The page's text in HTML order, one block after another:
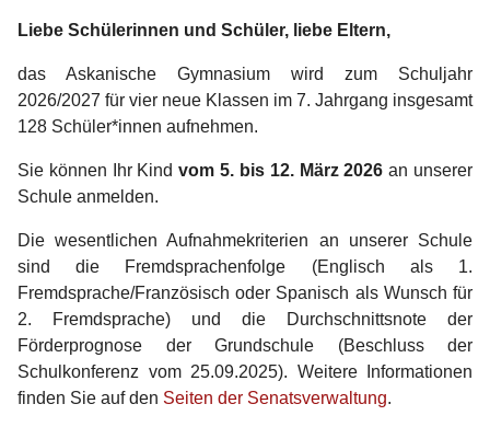
Liebe Schülerinnen und Schüler, liebe Eltern,
das Askanische Gymnasium wird zum Schuljahr
2026/2027 für vier neue Klassen im 7. Jahrgang insgesamt
128 Schüler*innen aufnehmen.
Sie können Ihr Kindvom 5. bis 12. März 2026 an unserer
Schule anmelden.
Die wesentlichen Aufnahmekriterien an unserer Schule
sind die Fremdsprachenfolge (Englisch als 1.
Fremdsprache/Französisch oder Spanisch als Wunsch für
2. Fremdsprache) und die Durchschnittsnote der
Förderprognose der Grundschule (Beschluss der
Schulkonferenz vom 25.09.2025). Weitere Informationen
finden Sie auf den Seiten der Senatsverwaltung.